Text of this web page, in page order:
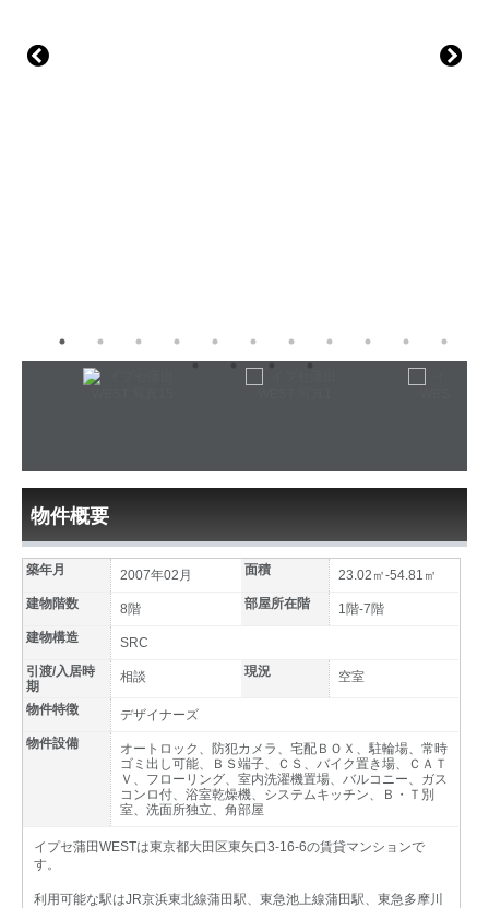
物件概要
築年月 2007年02月 面積
23.02㎡-54.81㎡
建物階数
8階 部屋所在階
1階-7階
建物構造
SRC
引渡/入居時
期
相談 現況 空室
物件特徴
デザイナーズ
物件設備
オートロック、防犯カメラ、宅配ＢＯＸ、駐輪場、常時
ゴミ出し可能、ＢＳ端子、ＣＳ、バイク置き場、ＣＡＴ
Ｖ、フローリング、室内洗濯機置場、バルコニー、ガス
コンロ付、浴室乾燥機、システムキッチン、Ｂ・Ｔ別
室、洗面所独立、角部屋
イプセ蒲田WESTは東京都大田区東矢口3-16-6の賃貸マンションで
す。
利用可能な駅はJR京浜東北線蒲田駅、東急池上線蒲田駅、東急多摩川